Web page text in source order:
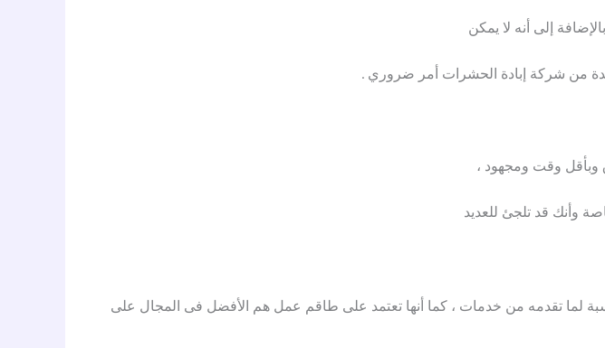
إلى أنه لا يمكن
من شركة إبادة الحشرات أمر ضروري .
وقت ومجهود ،
وأنك قد تلجئ للعديد
لما تقدمه من خدمات ، كما أنها تعتمد على طاقم عمل هم الأفضل فى المجال على